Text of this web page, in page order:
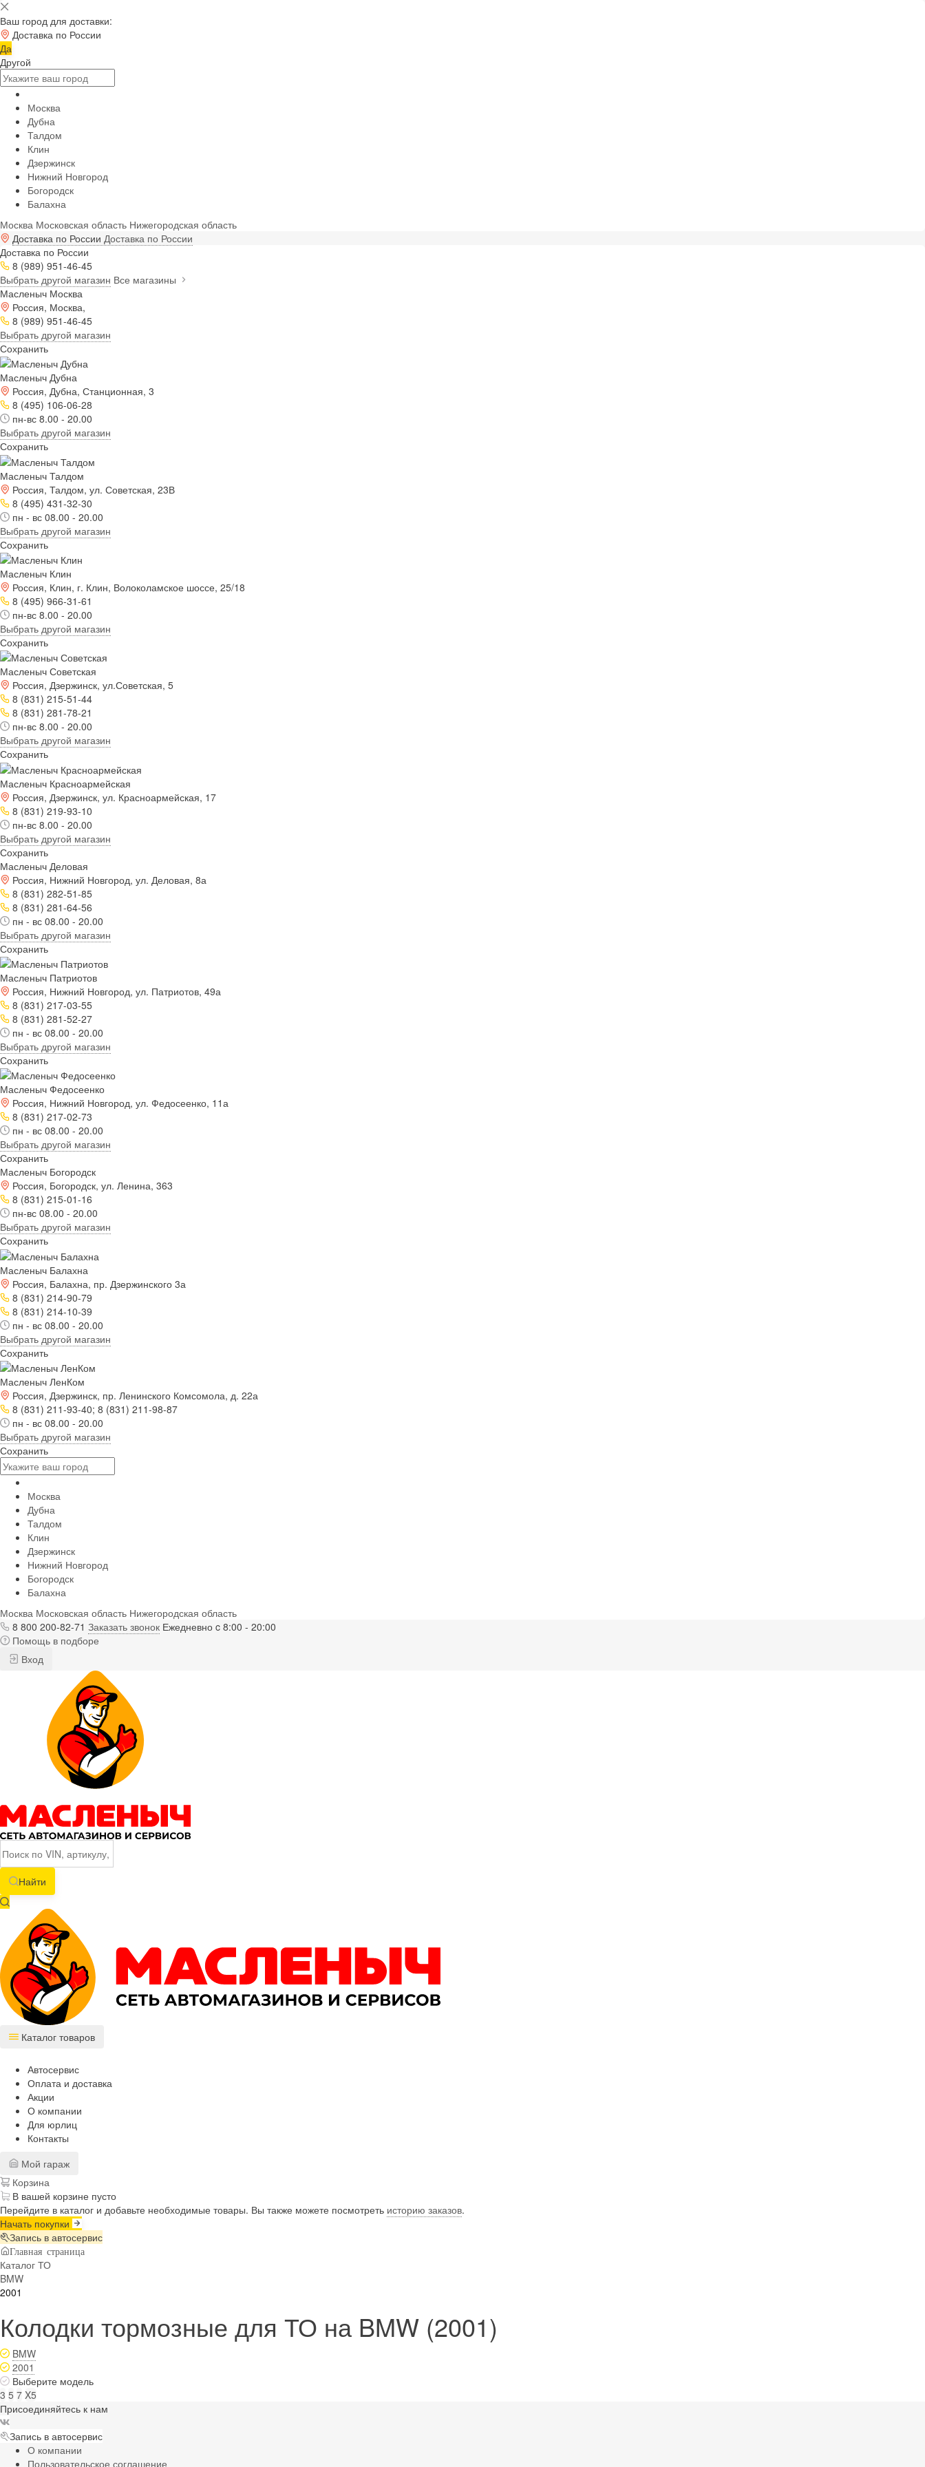
Ваш город для доставки:
Доставка по России
Да
Другой
Москва
Дубна
Талдом
Клин
Дзержинск
Нижний Новгород
Богородск
Балахна
Москва Московская область Нижегородская область
Доставка по России Доставка по России
Доставка по России
8 (989) 951-46-45
Выбрать другой магазин Все магазины
Масленыч Москва
Россия, Москва,
8 (989) 951-46-45
Выбрать другой магазин
Сохранить
Масленыч Дубна
Россия, Дубна, Станционная, 3
8 (495) 106-06-28
пн-вс 8.00 - 20.00
Выбрать другой магазин
Сохранить
Масленыч Талдом
Россия, Талдом, ул. Советская, 23В
8 (495) 431-32-30
пн - вс 08.00 - 20.00
Выбрать другой магазин
Сохранить
Масленыч Клин
Россия, Клин, г. Клин, Волоколамское шоссе, 25/18
8 (495) 966-31-61
пн-вс 8.00 - 20.00
Выбрать другой магазин
Сохранить
Масленыч Советская
Россия, Дзержинск, ул.Советская, 5
8 (831) 215-51-44
8 (831) 281-78-21
пн-вс 8.00 - 20.00
Выбрать другой магазин
Сохранить
Масленыч Красноармейская
Россия, Дзержинск, ул. Красноармейская, 17
8 (831) 219-93-10
пн-вс 8.00 - 20.00
Выбрать другой магазин
Сохранить
Масленыч Деловая
Россия, Нижний Новгород, ул. Деловая, 8а
8 (831) 282-51-85
8 (831) 281-64-56
пн - вс 08.00 - 20.00
Выбрать другой магазин
Сохранить
Масленыч Патриотов
Россия, Нижний Новгород, ул. Патриотов, 49а
8 (831) 217-03-55
8 (831) 281-52-27
пн - вс 08.00 - 20.00
Выбрать другой магазин
Сохранить
Масленыч Федосеенко
Россия, Нижний Новгород, ул. Федосеенко, 11а
8 (831) 217-02-73
пн - вс 08.00 - 20.00
Выбрать другой магазин
Сохранить
Масленыч Богородск
Россия, Богородск, ул. Ленина, 363
8 (831) 215-01-16
пн-вс 08.00 - 20.00
Выбрать другой магазин
Сохранить
Масленыч Балахна
Россия, Балахна, пр. Дзержинского 3а
8 (831) 214-90-79
8 (831) 214-10-39
пн - вс 08.00 - 20.00
Выбрать другой магазин
Сохранить
Масленыч ЛенКом
Россия, Дзержинск, пр. Ленинского Комсомола, д. 22а
8 (831) 211-93-40; 8 (831) 211-98-87
пн - вс 08.00 - 20.00
Выбрать другой магазин
Сохранить
Москва
Дубна
Талдом
Клин
Дзержинск
Нижний Новгород
Богородск
Балахна
Москва Московская область Нижегородская область
8 800 200-82-71 Заказать звонок Ежедневно c 8:00 - 20:00
Помощь в подборе
Вход
Найти
Каталог товаров
Автосервис
Оплата и доставка
Акции
О компании
Для юрлиц
Контакты
Мой гараж
Корзина
В вашей корзине пусто
Перейдите в каталог и добавьте необходимые товары. Вы также можете посмотреть историю заказов.
Начать покупки
Запись в автосервис
Главная страница
Каталог ТО
BMW
2001
Колодки тормозные для ТО на BMW (2001)
BMW
2001
Выберите модель
3 5 7 X5
Присоединяйтесь к нам
Запись в автосервис
О компании
Пользовательское соглашение